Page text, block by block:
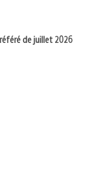
de juillet 2026